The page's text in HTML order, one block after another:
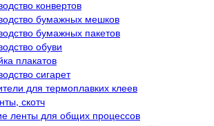
конвертов
бумажных мешков
бумажных пакетов
обуви
плакатов
сигарет
для термоплавких клеев
скотч
ленты для общих процессов